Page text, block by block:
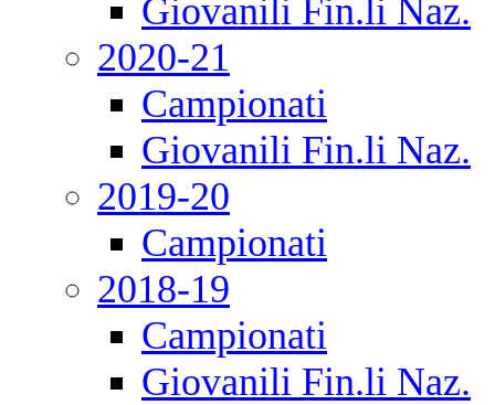
Giovanili Fin.li Naz.
2020-21
Campionati
Giovanili Fin.li Naz.
2019-20
Campionati
2018-19
Campionati
Giovanili Fin.li Naz.